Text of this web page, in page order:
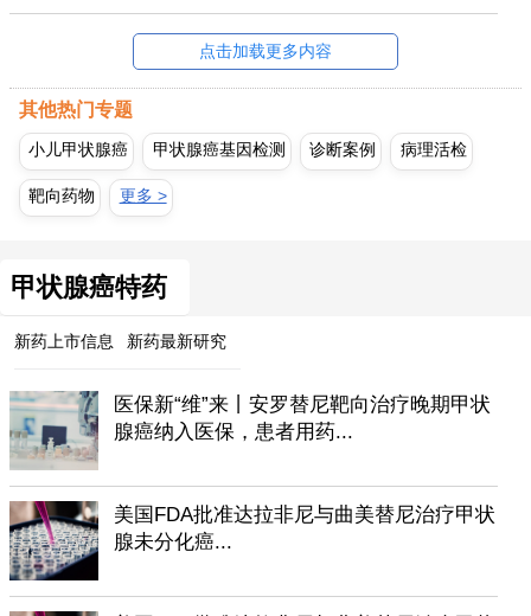
点击加载更多内容
其他热门专题
小儿甲状腺癌 甲状腺癌基因检测 诊断案例 病理活检
靶向药物 更多 >
甲状腺癌特药
新药上市信息 新药最新研究
医保新“维”来丨安罗替尼靶向治疗晚期甲状
腺癌纳入医保，患者用药...
美国FDA批准达拉非尼与曲美替尼治疗甲状
腺未分化癌...